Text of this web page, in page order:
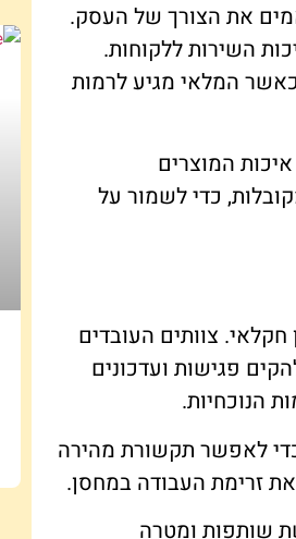
את הצורך של העסק.
השירות ללקוחות.
המלאי מגיע לרמות
המוצרים
כדי לשמור על
צוותים העובדים
פגישות ועדכונים
הנוכחיות.
כדי לאפשר תקשורת מהירה
את זרימת העבודה במחסן.
שותפות ומטרה